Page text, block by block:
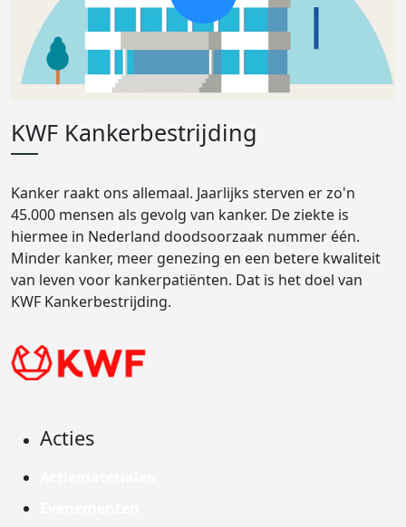
KWF Kankerbestrijding
Kanker raakt ons allemaal. Jaarlijks sterven er zo'n
45.000 mensen als gevolg van kanker. De ziekte is
hiermee in Nederland doodsoorzaak nummer één.
Minder kanker, meer genezing en een betere kwaliteit
van leven voor kankerpatiënten. Dat is het doel van
KWF Kankerbestrijding.
Acties